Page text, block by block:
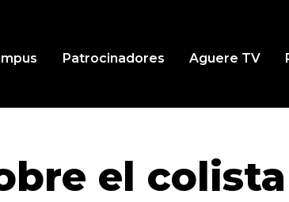
Patrocinadores Aguere TV
el colista